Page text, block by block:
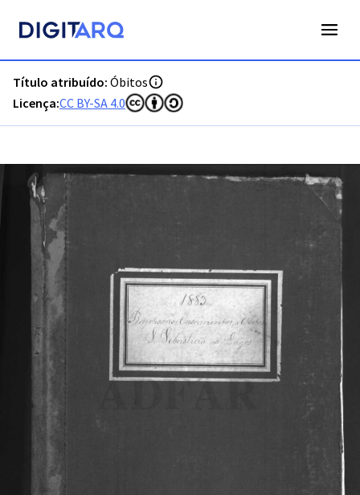
Título atribuído: Óbitos
Licença:CC BY-SA 4.0